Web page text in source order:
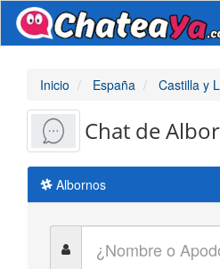
Inicio España Castilla y
Chat de
Albornos